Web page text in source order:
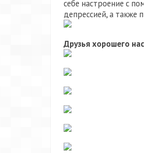
себе настроение с
депрессией, а также
Друзья хорошего